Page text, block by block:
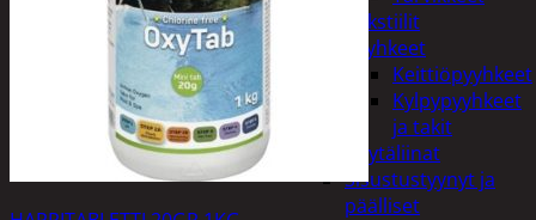
Kodintekstiilit
Pyyhkeet
Keittiöpyyhkeet
Kylpypyyhkeet
ja takit
Pöytäliinat
Sisustustyynyt ja
päälliset